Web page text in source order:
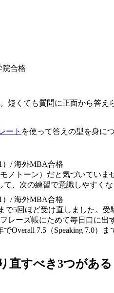
院合格
短くても質問に正面から答
ート を使って答えの型を身に
）/ 海外MBA合格
ノトーン）だと気づいてい
、次の練習で意識しやすくな
）/ 海外MBA合格
5回ほど受け直しました。
レーズ帳にためて毎日口に
Overall 7.5（Speaking 7.0）
直すべき3つがある